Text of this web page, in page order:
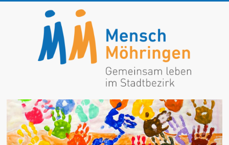
Mensch
Möhringen
Gemeinsam